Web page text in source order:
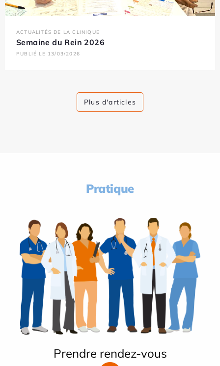
ACTUALITÉS DE LA CLINIQUE
Semaine du Rein 2026
PUBLIÉ LE 13/03/2026
Plus d'articles
Pratique
Prendre rendez-vous